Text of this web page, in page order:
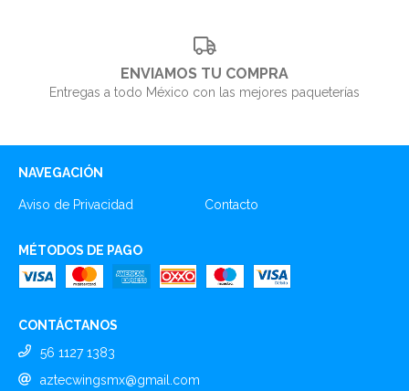
ENVIAMOS TU COMPRA
Entregas a todo México con las mejores paqueterías
NAVEGACIÓN
Aviso de Privacidad Contacto
MÉTODOS DE PAGO
CONTÁCTANOS
56 1127 1383
aztecwingsmx@gmail.com